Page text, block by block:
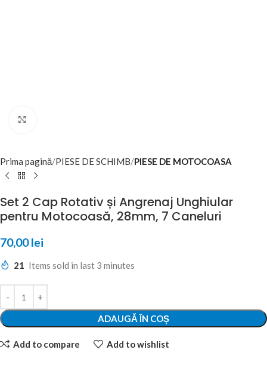
Prima pagină PIESE DE SCHIMB PIESE DE MOTOCOASA
Set 2 Cap Rotativ și Angrenaj Unghiular
pentru Motocoasă, 28mm, 7 Caneluri
70,00lei
21 Items sold in last 3 minutes
ADAUGĂ ÎN COȘ
Add to compare Add to wishlist